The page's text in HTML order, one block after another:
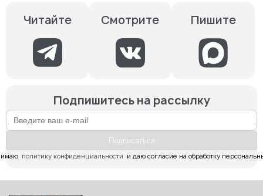
Читайте Смотрите Пишите
Подпишитесь на рассылку
Подпиcаться
политику конфиденциальности
и даю согласие на обработку